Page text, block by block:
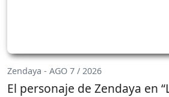
Zendaya - AGO 7 / 2026
El personaje de Zendaya en